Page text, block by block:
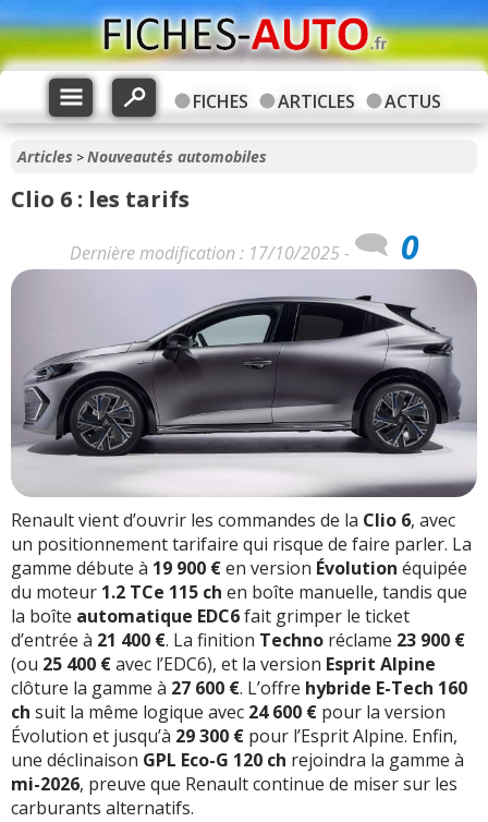
FICHES ARTICLES ACTUS
Articles >Nouveautés automobiles
Clio 6 : les tarifs
Dernière modification : 17/10/2025 - 0
Renault vient d’ouvrir les commandes de la Clio 6, avec
un positionnement tarifaire qui risque de faire parler. La
gamme débute à 19 900 €en version Évolution équipée
du moteur 1.2 TCe 115 ch en boîte manuelle, tandis que
la boîte automatique EDC6fait grimper le ticket
d’entrée à 21 400 €. La finition Techno réclame 23 900 €
(ou 25 400 €avec l’EDC6), et la version Esprit Alpine
clôture la gamme à 27 600 €. L’offre hybride E-Tech 160
ch suit la même logique avec 24 600 € pour la version
Évolution et jusqu’à 29 300 € pour l’Esprit Alpine. Enfin,
une déclinaison GPL Eco-G 120 ch rejoindra la gamme à
mi-2026, preuve que Renault continue de miser sur les
carburants alternatifs.